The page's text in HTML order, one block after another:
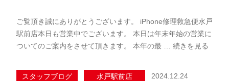
ご覧頂き誠にありがとうございます。 iPhone修理救急便水戸
駅前店本日も営業中でございます。 本日は年末年始の営業に
ついてのご案内をさせて頂きます。 本年の最 … 続きを見る
スタッフブログ 水戸駅前店 2024.12.24